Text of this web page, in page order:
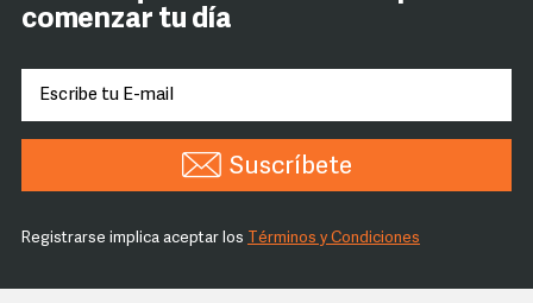
comenzar tu día
Suscríbete
Registrarse implica aceptar los Términos y Condiciones